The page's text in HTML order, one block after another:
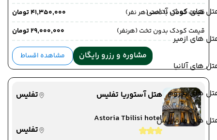
های کوش آداسی
های ازمیر
های آلانیا
های بدروم
های مارماریس
قیمت کودک با تخت (هر نفر)
۴۱٬۳۵۰٬۰۰۰ تومان
قیمت کودک بدون تخت (هرنفر)
۲۹٬۰۰۰٬۰۰۰ تومان
مشاوره و رزرو رایگان مشاهده اقساط
هتل آستوریا تفلیس
تفلیس
Astoria Tbilisi hotel
تفلیس